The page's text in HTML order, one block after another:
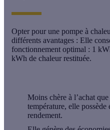
Opter pour une pompe à
différents avantages : Elle
fonctionnement optimal : 1
kWh de chaleur restituée.
Moins chère à l’achat
température, elle
rendement.